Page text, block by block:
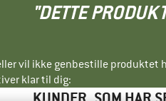
"DETTE
vil ikke genbestille produktet
klar til dig: